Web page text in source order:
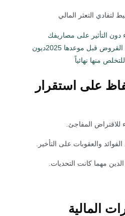
لتفادي التعثر المالي
دون التأثير على مصاريفك
قبل موعدها 2025
ديون
منها نهائياً
على استقرار
المالية